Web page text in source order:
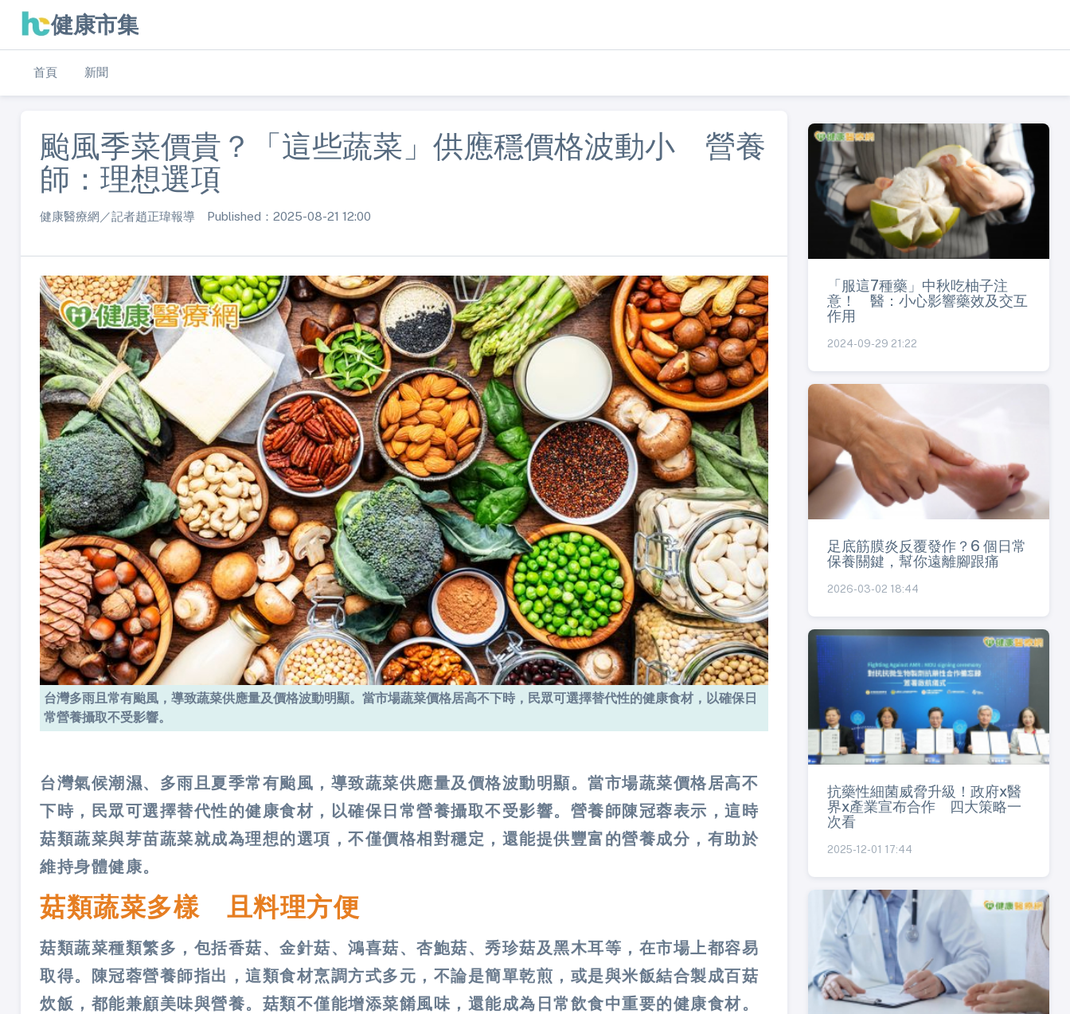
健康市集
首頁 新聞
颱風季菜價貴？「這些蔬菜」供應穩價格波動小 營養
師：理想選項
健康醫療網／記者趙正瑋報導 Published：2025-08-21 12:00
台灣多雨且常有颱風，導致蔬菜供應量及價格波動明顯。當市場蔬菜價格居高不下時，民眾可選擇替代性的健康食材，以確保日
常營養攝取不受影響。
台灣氣候潮濕、多雨且夏季常有颱風，導致蔬菜供應量及價格波動明顯。當市場蔬菜價格居高不
下時，民眾可選擇替代性的健康食材，以確保日常營養攝取不受影響。營養師陳冠蓉表示，這時
菇類蔬菜與芽苗蔬菜就成為理想的選項，不僅價格相對穩定，還能提供豐富的營養成分，有助於
維持身體健康。
菇類蔬菜多樣 且料理方便
菇類蔬菜種類繁多，包括香菇、金針菇、鴻喜菇、杏鮑菇、秀珍菇及黑木耳等，在市場上都容易
取得。陳冠蓉營養師指出，這類食材烹調方式多元，不論是簡單乾煎，或是與米飯結合製成百菇
炊飯，都能兼顧美味與營養。菇類不僅能增添菜餚風味，還能成為日常飲食中重要的健康食材。
「服這7種藥」中秋吃柚子注
意！ 醫：小心影響藥效及交互
作用
2024-09-29 21:22
足底筋膜炎反覆發作？6 個日常
保養關鍵，幫你遠離腳跟痛
2026-03-02 18:44
抗藥性細菌威脅升級！政府x醫
界x產業宣布合作 四大策略一
次看
2025-12-01 17:44